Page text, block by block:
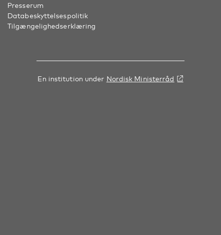
Presserum
Databeskyttelsespolitik
Tilgængelighedserklæring
En institution under Nordisk Ministerråd